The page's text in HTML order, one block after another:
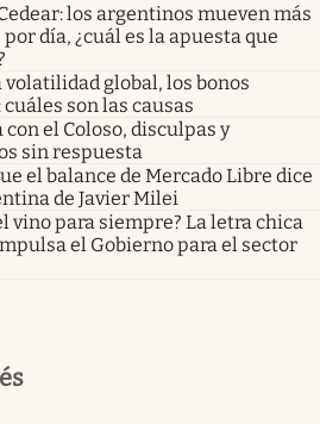
los argentinos mueven más
día, ¿cuál es la apuesta que
volatilidad global, los bonos
son las causas
con el Coloso, disculpas y
sin respuesta
el balance de Mercado Libre dice
de Javier Milei
vino para siempre? La letra chica
el Gobierno para el sector